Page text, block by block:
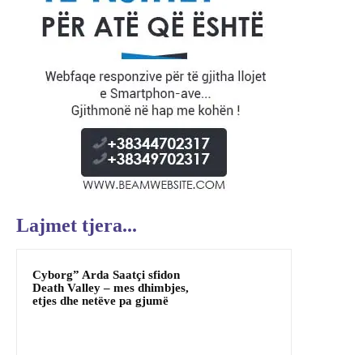
Lajmet tjera...
Cyborg” Arda Saatçi sfidon
Death Valley – mes dhimbjes,
etjes dhe netëve pa gjumë